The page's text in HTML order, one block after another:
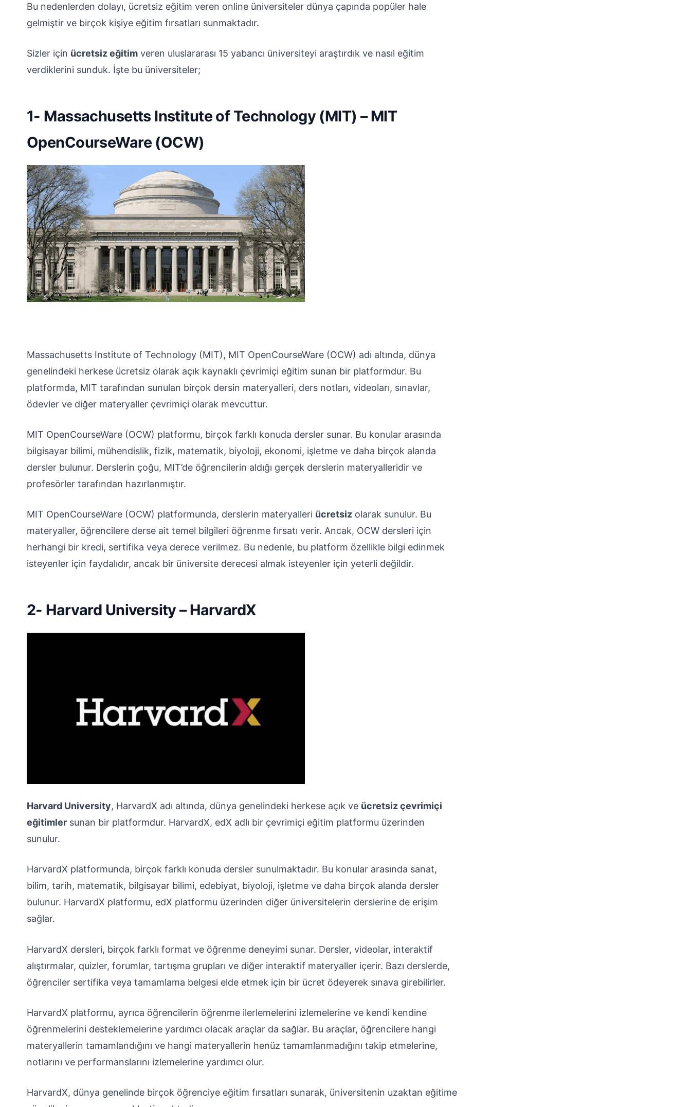
Bu nedenlerden dolayı, ücretsiz eğitim veren online üniversiteler dünya çapında popüler hale
gelmiştir ve birçok kişiye eğitim fırsatları sunmaktadır.
Sizler için ücretsiz eğitim veren uluslararası 15 yabancı üniversiteyi araştırdık ve nasıl eğitim
verdiklerini sunduk. İşte bu üniversiteler;
1- Massachusetts Institute of Technology (MIT) – MIT
OpenCourseWare (OCW)
Massachusetts Institute of Technology (MIT), MIT OpenCourseWare (OCW) adı altında, dünya
genelindeki herkese ücretsiz olarak açık kaynaklı çevrimiçi eğitim sunan bir platformdur. Bu
platformda, MIT tarafından sunulan birçok dersin materyalleri, ders notları, videoları, sınavlar,
ödevler ve diğer materyaller çevrimiçi olarak mevcuttur.
MIT OpenCourseWare (OCW) platformu, birçok farklı konuda dersler sunar. Bu konular arasında
bilgisayar bilimi, mühendislik, fizik, matematik, biyoloji, ekonomi, işletme ve daha birçok alanda
dersler bulunur. Derslerin çoğu, MIT’de öğrencilerin aldığı gerçek derslerin materyalleridir ve
profesörler tarafından hazırlanmıştır.
MIT OpenCourseWare (OCW) platformunda, derslerin materyalleri ücretsiz olarak sunulur. Bu
materyaller, öğrencilere derse ait temel bilgileri öğrenme fırsatı verir. Ancak, OCW dersleri için
herhangi bir kredi, sertifika veya derece verilmez. Bu nedenle, bu platform özellikle bilgi edinmek
isteyenler için faydalıdır, ancak bir üniversite derecesi almak isteyenler için yeterli değildir.
2- Harvard University – HarvardX
Harvard University, HarvardX adı altında, dünya genelindeki herkese açık ve ücretsiz çevrimiçi
eğitimler sunan bir platformdur. HarvardX, edX adlı bir çevrimiçi eğitim platformu üzerinden
sunulur.
HarvardX platformunda, birçok farklı konuda dersler sunulmaktadır. Bu konular arasında sanat,
bilim, tarih, matematik, bilgisayar bilimi, edebiyat, biyoloji, işletme ve daha birçok alanda dersler
bulunur. HarvardX platformu, edX platformu üzerinden diğer üniversitelerin derslerine de erişim
sağlar.
HarvardX dersleri, birçok farklı format ve öğrenme deneyimi sunar. Dersler, videolar, interaktif
alıştırmalar, quizler, forumlar, tartışma grupları ve diğer interaktif materyaller içerir. Bazı derslerde,
öğrenciler sertifika veya tamamlama belgesi elde etmek için bir ücret ödeyerek sınava girebilirler.
HarvardX platformu, ayrıca öğrencilerin öğrenme ilerlemelerini izlemelerine ve kendi kendine
öğrenmelerini desteklemelerine yardımcı olacak araçlar da sağlar. Bu araçlar, öğrencilere hangi
materyallerin tamamlandığını ve hangi materyallerin henüz tamamlanmadığını takip etmelerine,
notlarını ve performanslarını izlemelerine yardımcı olur.
HarvardX, dünya genelinde birçok öğrenciye eğitim fırsatları sunarak, üniversitenin uzaktan eğitime